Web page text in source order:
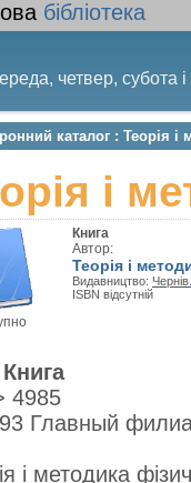
бібліотека
четвер, субота
Останній четвер
каталог : Теорія і
і
Книга
Автор:
Теорія і
Видавництво:
ISBN відсутній
4985
Главный
і методика